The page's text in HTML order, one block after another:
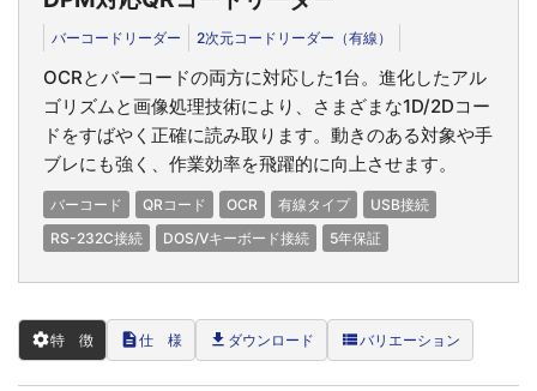
バーコードリーダー 2次元コードリーダー（有線）
OCRとバーコードの両方に対応した1台。進化したアル
ゴリズムと画像処理技術により、さまざまな1D/2Dコー
ドをすばやく正確に読み取ります。動きのある対象や手
ブレにも強く、作業効率を飛躍的に向上させます。
バーコード QRコード OCR 有線タイプ
USB接続
RS-232C接続
DOS/Vキーボード接続 5年保証
settings特 徴 description仕 様 file_download ダウンロード view_listバリエーション